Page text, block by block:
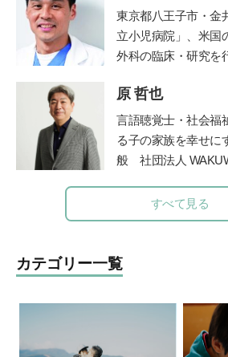
ら、雑誌やWebでも
1万人を超える
い整理収納アイデア
http://
Instagram
東京都八王子市・金
立小児病院」、米国
外科の臨床・研究を
外科。保育園の園医
務める。
原 哲也
言語聴覚士・社会福
る子の家族を幸せに
般
社団法人
ある子のプライベー
ョップ、保育士や教
と家族が幸せになる
『発達障害の子
（講談社）がある。
すべて見る
カテゴリー一覧